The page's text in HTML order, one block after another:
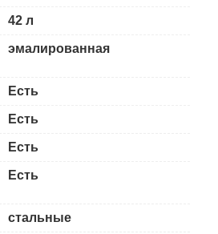
42 л
эмалированная
Есть
Есть
Есть
Есть
стальные